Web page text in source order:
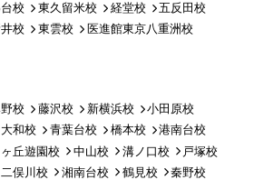
校 東久留米校 経堂校
五反田校
校 東雲校
医進館東京八重洲校
校 藤沢校 新横浜校
小田原校
大和校 青葉台校 橋本校
港南台校
丘遊園校 中山校 溝ノ口校
戸塚校
二俣川校 湘南台校 鶴見校
秦野校